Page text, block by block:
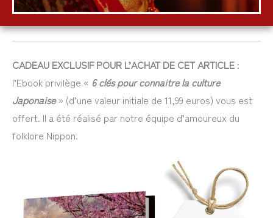
CADEAU EXCLUSIF POUR L’ACHAT DE CET ARTICLE :
l’Ebook privilège « 6 clés pour connaitre la culture
Japonaise» (d’une valeur initiale de 11,99 euros) vous est
offert. Il a été réalisé par notre équipe d’amoureux du
folklore Nippon.